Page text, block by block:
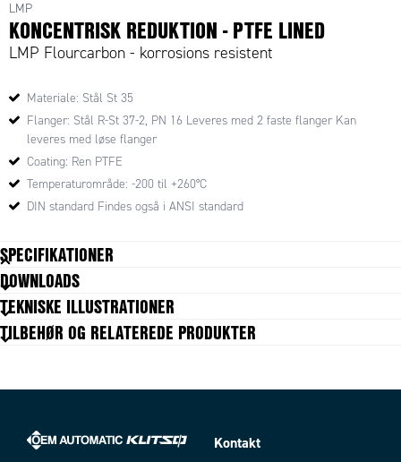
LMP
KONCENTRISK REDUKTION - PTFE LINED
LMP Flourcarbon - korrosions resistent
Materiale: Stål St 35
Flanger: Stål R-St 37-2, PN 16 Leveres med 2 faste flanger Kan
leveres med løse flanger
Coating: Ren PTFE
Temperaturområde: -200 til +260°C
DIN standard Findes også i ANSI standard
SPECIFIKATIONER
DOWNLOADS
TEKNISKE ILLUSTRATIONER
TILBEHØR OG RELATEREDE PRODUKTER
Artikler Kontakt